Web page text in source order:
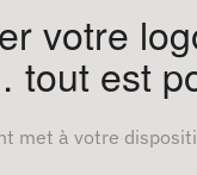
votre
tout est
met à votre